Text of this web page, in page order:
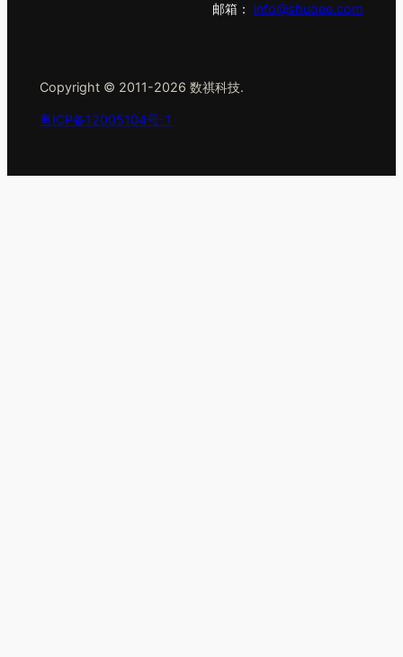
邮箱： info@shuqee.com
Copyright © 2011-2026 数祺科技.
粤ICP备12005104号-1